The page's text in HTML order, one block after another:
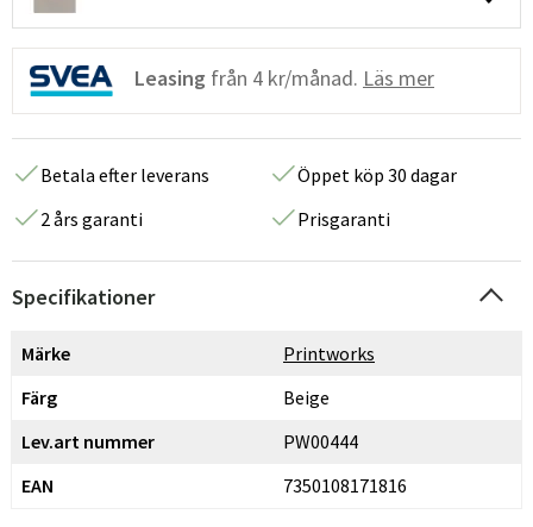
Leasing från 4 kr/månad. Läs mer
Betala efter leverans
Öppet köp 30 dagar
2 års garanti
Prisgaranti
Specifikationer
Märke
Printworks
Färg
Beige
Lev.art nummer
PW00444
EAN
7350108171816